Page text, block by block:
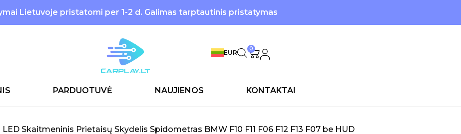
Lietuvoje pristatomi per 1-2 d. Galimas tarptautinis pristatymas
EUR
0
PARDUOTUVĖ NAUJIENOS KONTAKTAI
LED Skaitmeninis Prietaisų Skydelis Spidometras BMW F10 F11 F06 F12 F13 F07 be HUD